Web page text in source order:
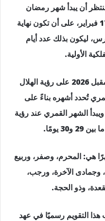
أن يبدأ شهر رمضان
القادم 2026 فلكيا، مساء الثلاثاء 17 فبراير، على أن تكون نهاية
الكريم مساء السبت 21 مارس، ليكون بذلك عدد أيام
ويعتمد تحديد بداية شهر رمضان المقبل 2026 على رؤية الهلال
تُحدد أشهره بناءً على
الشهر القمري عند رؤية
يومًا.
التقويم الهجري من 12 شهرًا هي: المحرم، وصفر، وربيع
وجمادى الآخرة، ورجب،
وذو الحجة.
التقويم رسميًا في عهد